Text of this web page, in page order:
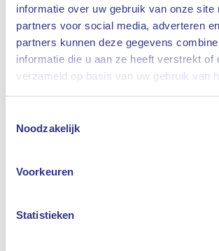
informatie over uw gebruik van onze site
partners voor social media, adverteren
partners kunnen deze gegevens
informatie die u aan ze heeft verstrekt of
verzameld op basis van uw gebruik van
Noodzakelijk
Voorkeuren
Statistieken